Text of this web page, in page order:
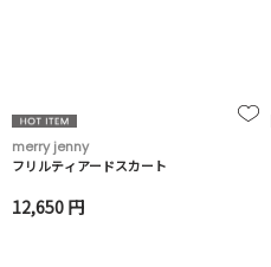
merry jenny
フリルティアードスカート
12,650 円